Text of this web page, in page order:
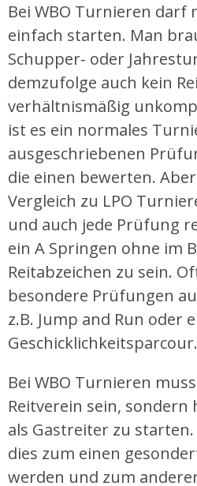
Bei WBO Turnieren darf
einfach starten. Man
Schupper- oder
demzufolge auch kein
verhältnismäßig
ist es ein normales
ausgeschriebenen
die einen bewerten.
Vergleich zu LPO
und auch jede Prüfung
ein A Springen ohne im
Reitabzeichen zu sein.
besondere Prüfungen
z.B. Jump and Run oder
Geschicklichkeitsparcour.
Bei WBO Turnieren
Reitverein sein, sondern
als Gastreiter zu
dies zum einen
werden und zum